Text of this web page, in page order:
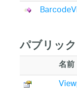
パブリッ
名前